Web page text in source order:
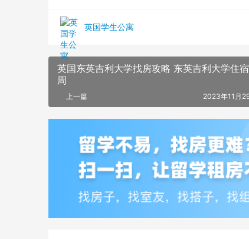
英国学生公寓
英国东英吉利大学找房攻略 东英吉利大学住
周
上一篇 2023年11月